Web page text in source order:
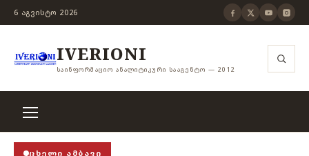
6 ᲐᲒᲕᲘᲡᲢᲝ 2026
IVERIONI
ᲡᲐᲘᲜᲤᲝᲠᲛᲐᲪᲘᲝ ᲐᲜᲐᲚᲘᲢᲘᲙᲣᲠᲘ ᲡᲐᲐᲒᲔᲜᲢᲝ — 2012
ᲪᲮᲔᲚᲘ ᲐᲛᲑᲐᲕᲘ